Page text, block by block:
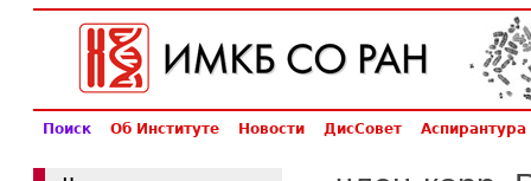
Поиск Об Институте Новости ДисСовет Аспирантура